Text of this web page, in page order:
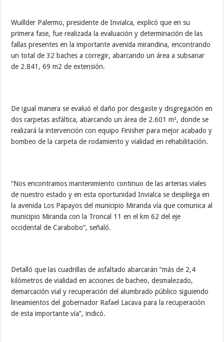
Wuillder Palermo, presidente de Invialca, explicó que en su
primera fase, fue realizada la evaluación y determinación de las
fallas presentes en la importante avenida mirandina, encontrando
un total de 32 baches a corregir, abarcando un área a subsanar
de 2.841, 69 m2 de extensión.
De igual manera se evaluó el daño por desgaste y disgregación en
dos carpetas asfáltica, abarcando un área de 2.601 m², donde se
realizará la intervención con equipo Finisher para mejor acabado y
bombeo de la carpeta de rodamiento y vialidad en rehabilitación.
“Nos encontramos mantenimiento continuo de las arterias viales
de nuestro estado y en esta oportunidad Invialca se despliega en
la avenida Los Papayos del municipio Miranda vía que comunica al
municipio Miranda con la Troncal 11 en el km 62 del eje
occidental de Carabobo”, señaló.
Detalló que las cuadrillas de asfaltado abarcarán “más de 2,4
kilómetros de vialidad en acciones de bacheo, desmalezado,
demarcación vial y recuperación del alumbrado público siguiendo
lineamientos del gobernador Rafael Lacava para la recuperación
de esta importante vía”, indicó.